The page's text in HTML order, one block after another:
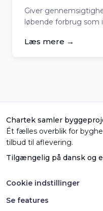
Giver
løbende forbrug som
Læs mere →
Chartek samler
Ét fælles overblik for
tilbud til aflevering.
Tilgængelig på dansk og
Cookie indstillinger
Se features